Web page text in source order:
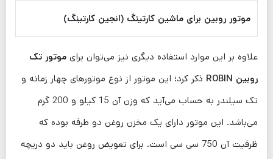
موتور روبین برای ماشین کارتینگ (انجین کارتینگ)
علاوه بر این موارد استفاده دیگری نیز می‌توان برای موتور تک
روبین ROBIN
ذکر کرد؛ این موتور از نوع موتورهای چهار زمانه و
تک سیلندر به حساب می‌آید که وزن آن 15 کیلو و 200 گرم
می‌باشد. این موتور دارای یک مخزن روغن دو طرفه بوده که
ظرفیت آن 750 سی سی است. برای تعویض روغن باید دو دریچه